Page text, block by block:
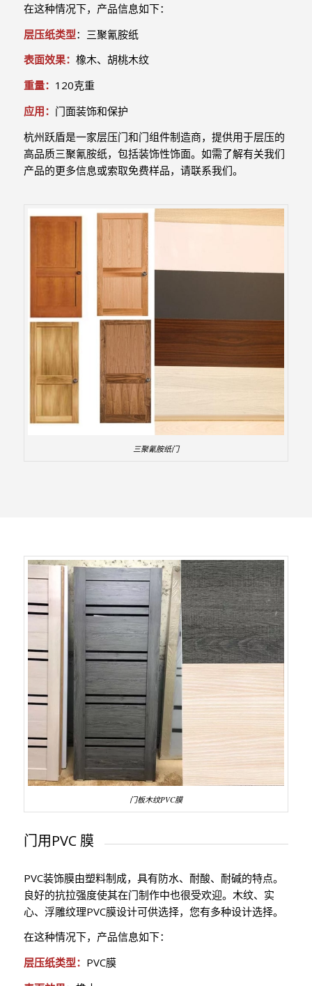
在这种情况下，产品信息如下：
层压纸类型：三聚氰胺纸
表面效果： 橡木、胡桃木纹
重量： 120克重
应用： 门面装饰和保护
杭州跃盾是一家层压门和门组件制造商，提供用于层压的
高品质三聚氰胺纸，包括装饰性饰面。如需了解有关我们
产品的更多信息或索取免费样品，请联系我们。
三聚氰胺纸门
门板木纹PVC膜
门用PVC 膜
PVC装饰膜由塑料制成，具有防水、耐酸、耐碱的特点。
良好的抗拉强度使其在门制作中也很受欢迎。木纹、实
心、浮雕纹理PVC膜设计可供选择，您有多种设计选择。
在这种情况下，产品信息如下：
层压纸类型： PVC膜